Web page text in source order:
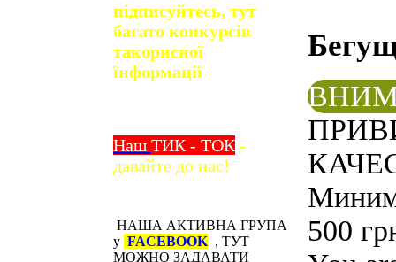
підписуйтесь, тут
багато конкурсів
такорисної
їнформації
Наш ТИК - ТОК -
давайте до нас!
НАША АКТИВНА ГРУПА
у FACEBOOK, ТУТ
МОЖНО ЗАДАВАТИ
500